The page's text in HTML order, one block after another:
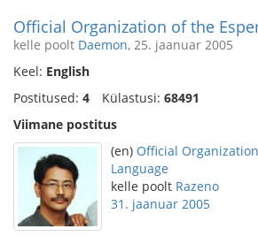
Official Organization of the
kelle poolt Daemon, 25. jaanuar 2005
Keel: English
Postitused: 4 Külastusi: 68491
Viimane postitus
(en) Official
Language
kelle poolt Razeno
31. jaanuar 2005